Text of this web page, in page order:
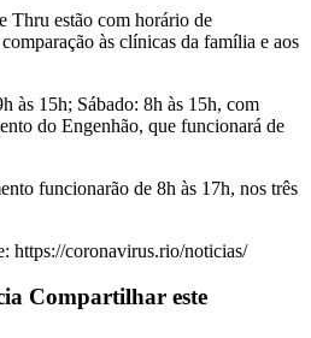
Thru estão com horário de
às clínicas da família e aos
às 15h; Sábado: 8h às 15h, com
do Engenhão, que funcionará de
funcionarão de 8h às 17h, nos três
https://coronavirus.rio/noticias/
Compartilhar este